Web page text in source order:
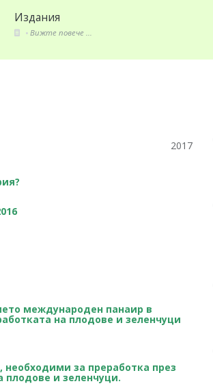
2017
международен панаир в
на плодове и зеленчуци
за преработка през
плодове и зеленчуци.